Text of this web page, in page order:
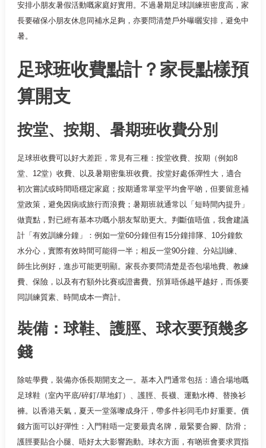
安排小朋友暑假活動嘅家庭好實用。不過暑期足球訓練班密度高，家
長要確保小朋友休息同補水足夠，亦要問清楚戶外曝曬安排，避免中
暑。
足球班收費點計？家長點樣預
算開支
按堂、按期、暑期班收費分別
足球班收費可以好大差距，常見有三種：按堂收費、按期（例如8
堂、12堂）收費、以及暑期密集班收費。按堂好處係彈性大，適合
初次嘗試或時間唔穩定家庭；按期通常單堂平均會平啲，但要留意補
堂政策，避免因病或旅行而浪費；暑期班就通常以「短時間內提升」
做賣點，對已經有基本功嘅小朋友幫助更大。判斷值唔值，我會建議
計「有效訓練分鐘」：例如一堂60分鐘但有15分鐘排隊、10分鐘飲
水分心，實際有效時間可能得一半；相反一堂90分鐘、分站訓練、
師生比例好，進步可能更明顯。家長亦要問清楚是否包場地費、教練
費、保險，以及有冇額外比賽或證書費。預算唔係越平越好，而係要
同訓練質素、時間成本一齊計。
裝備：球鞋、護脛、球衣要預幾多
錢
除咗學費，裝備亦係長期開支之一。基本入門通常包括：適合場地嘅
足球鞋（室內平底/碎釘/草地釘）、護脛、長襪、運動水樽、替換衫
褲。以香港天氣，夏天一堂落嚟成身汗，帶多件衫同毛巾好重要。價
錢方面可以好彈性：入門鞋唔一定要最貴名牌，最緊要合腳、防滑；
護脛要貼合小腿、唔好太大影響跑動。球衣方面，有啲班會要求買指